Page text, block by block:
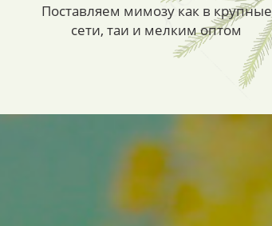
Поставляем мимозу как в крупные
сети, таи и мелким оптом